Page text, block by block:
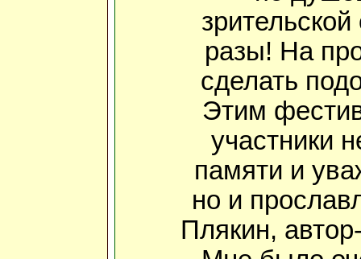
разы! На
сделать
Этим
участники
памяти и
но и
Плякин,